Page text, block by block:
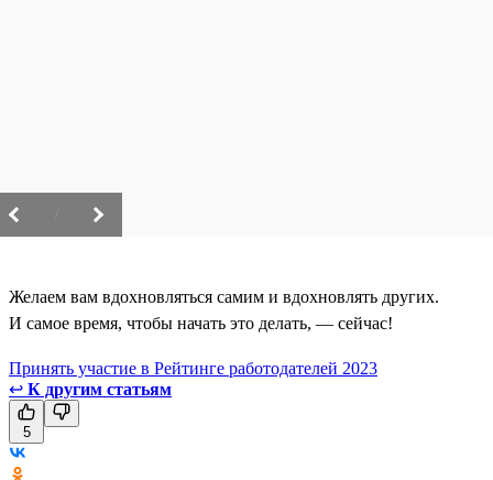
Желаем вам вдохновляться самим и вдохновлять других.
И самое время, чтобы начать это делать, — сейчас!
Принять участие в Рейтинге работодателей 2023
↩ К другим статьям
5